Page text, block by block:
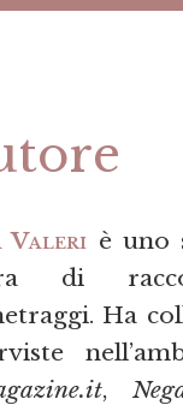
Valeri è uno
di
Ha
,